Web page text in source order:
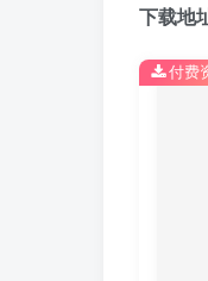
下载地
付费